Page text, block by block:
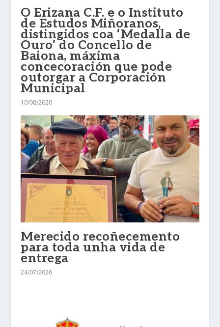
O Erizana C.F. e o Instituto
de Estudos Miñoranos,
distingidos coa ‘Medalla de
Ouro’ do Concello de
Baiona, máxima
concecoración que pode
outorgar a Corporación
Municipal
10/08/2020
Merecido recoñecemento
para toda unha vida de
entrega
24/07/2026